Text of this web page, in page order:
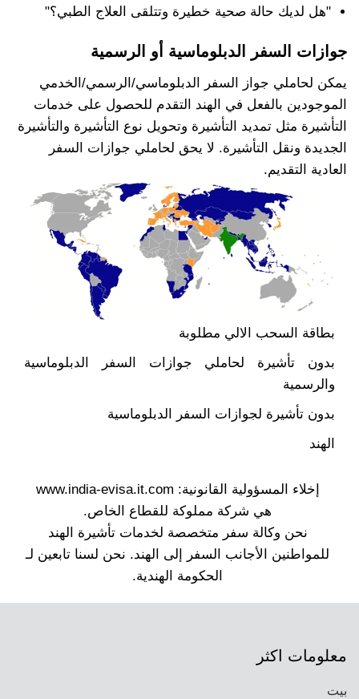
"هل لديك حالة صحية خطيرة وتتلقى العلاج الطبي؟"
جوازات السفر الدبلوماسية أو الرسمية
يمكن لحاملي جواز السفر الدبلوماسي/الرسمي/الخدمي
الموجودين بالفعل في الهند التقدم للحصول على خدمات
التأشيرة مثل تمديد التأشيرة وتحويل نوع التأشيرة والتأشيرة
الجديدة ونقل التأشيرة. لا يحق لحاملي جوازات السفر
العادية التقديم.
بطاقة السحب الالي مطلوبة
بدون تأشيرة لحاملي جوازات السفر الدبلوماسية
والرسمية
بدون تأشيرة لجوازات السفر الدبلوماسية
الهند
معلومات اكثر
بيت